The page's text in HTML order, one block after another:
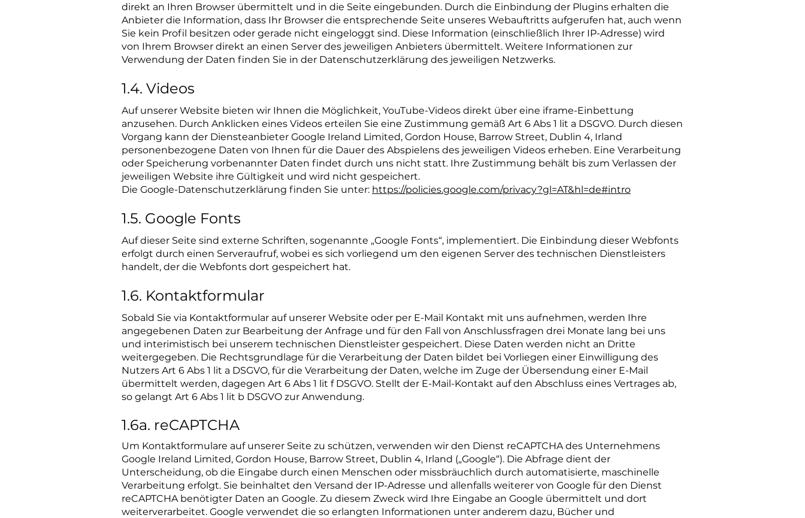
direkt an Ihren Browser übermittelt und in die Seite eingebunden. Durch die Einbindung der Plugins erhalten die
Anbieter die Information, dass Ihr Browser die entsprechende Seite unseres Webauftritts aufgerufen hat, auch wenn
Sie kein Profil besitzen oder gerade nicht eingeloggt sind. Diese Information (einschließlich Ihrer IP-Adresse) wird
von Ihrem Browser direkt an einen Server des jeweiligen Anbieters übermittelt. Weitere Informationen zur
Verwendung der Daten finden Sie in der Datenschutzerklärung des jeweiligen Netzwerks.
1.4. Videos
Auf unserer Website bieten wir Ihnen die Möglichkeit, YouTube-Videos direkt über eine iframe-Einbettung
anzusehen. Durch Anklicken eines Videos erteilen Sie eine Zustimmung gemäß Art 6 Abs 1 lit a DSGVO. Durch diesen
Vorgang kann der Diensteanbieter Google Ireland Limited, Gordon House, Barrow Street, Dublin 4, Irland
personenbezogene Daten von Ihnen für die Dauer des Abspielens des jeweiligen Videos erheben. Eine Verarbeitung
oder Speicherung vorbenannter Daten findet durch uns nicht statt. Ihre Zustimmung behält bis zum Verlassen der
jeweiligen Website ihre Gültigkeit und wird nicht gespeichert.
Die Google-Datenschutzerklärung finden Sie unter: https://policies.google.com/privacy?gl=AT&hl=de#intro
1.5. Google Fonts
Auf dieser Seite sind externe Schriften, sogenannte „Google Fonts“, implementiert. Die Einbindung dieser Webfonts
erfolgt durch einen Serveraufruf, wobei es sich vorliegend um den eigenen Server des technischen Dienstleisters
handelt, der die Webfonts dort gespeichert hat.
1.6. Kontaktformular
Sobald Sie via Kontaktformular auf unserer Website oder per E-Mail Kontakt mit uns aufnehmen, werden Ihre
angegebenen Daten zur Bearbeitung der Anfrage und für den Fall von Anschlussfragen drei Monate lang bei uns
und interimistisch bei unserem technischen Dienstleister gespeichert. Diese Daten werden nicht an Dritte
weitergegeben. Die Rechtsgrundlage für die Verarbeitung der Daten bildet bei Vorliegen einer Einwilligung des
Nutzers Art 6 Abs 1 lit a DSGVO, für die Verarbeitung der Daten, welche im Zuge der Übersendung einer E-Mail
übermittelt werden, dagegen Art 6 Abs 1 lit f DSGVO. Stellt der E-Mail-Kontakt auf den Abschluss eines Vertrages ab,
so gelangt Art 6 Abs 1 lit b DSGVO zur Anwendung.
1.6a. reCAPTCHA
Um Kontaktformulare auf unserer Seite zu schützen, verwenden wir den Dienst reCAPTCHA des Unternehmens
Google Ireland Limited, Gordon House, Barrow Street, Dublin 4, Irland („Google“). Die Abfrage dient der
Unterscheidung, ob die Eingabe durch einen Menschen oder missbräuchlich durch automatisierte, maschinelle
Verarbeitung erfolgt. Sie beinhaltet den Versand der IP-Adresse und allenfalls weiterer von Google für den Dienst
reCAPTCHA benötigter Daten an Google. Zu diesem Zweck wird Ihre Eingabe an Google übermittelt und dort
weiterverarbeitet. Google verwendet die so erlangten Informationen unter anderem dazu, Bücher und